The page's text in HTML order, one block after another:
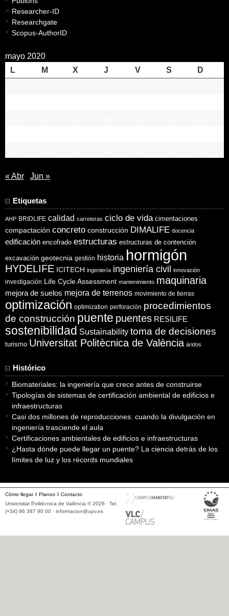
Researcher-ID
Researchgate
Scopus-AuthorID
mayo 2020
L
M X J V S
D
« Abr Jun »
Etiquetas
AHP BRIDLIFE calidad carreteras ciclo de vida cimentaciones
compactación concreto construcción DIMALIFE docencia
edificación encofrado estructuras estructuras de contención
excavación geotecnia gestión historia hormigón
HYDELIFE ICITECH ingeniería ingeniería civil innovación
investigación Life Cycle Assessment mantenimiento maquinaria
mejora de suelos mejora de terrenos movimiento de tierras
optimización optimization perforación procedimientos
de construcción puente puentes RESILIFE
sostenibilidad Sustainability toma de decisiones
turismo Universitat Politècnica de València áridos
Histórico
Biomateriales: la ingeniería que crece antes de construirse
Tipologías de sistemas de certificación ambiental de edificios e
infraestructuras
Casi dos millones de reproducciones: cuando la divulgación en
ingeniería trasciende el aula
Certificaciones ambientales de edificios e infraestructuras
¿Hasta dónde puede llegar un puente? La ciencia detrás de los
límites de luz y los récords mundiales
Cómo llegar Planos
Contacto
Universitat Politècnica de València © 2026 · Tel.
(+34) 96 387 90 00 · informacion@upv.es